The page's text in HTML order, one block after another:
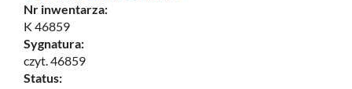
Nr inwentarza:
K 46859
Sygnatura:
czyt. 46859
Status: